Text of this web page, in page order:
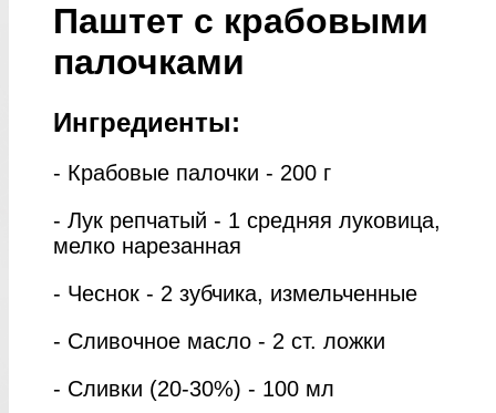
Паштет с крабовыми
палочками
Ингредиенты:
- Крабовые палочки - 200 г
- Лук репчатый - 1 средняя луковица,
мелко нарезанная
- Чеснок - 2 зубчика, измельченные
- Сливочное масло - 2 ст. ложки
- Сливки (20-30%) - 100 мл